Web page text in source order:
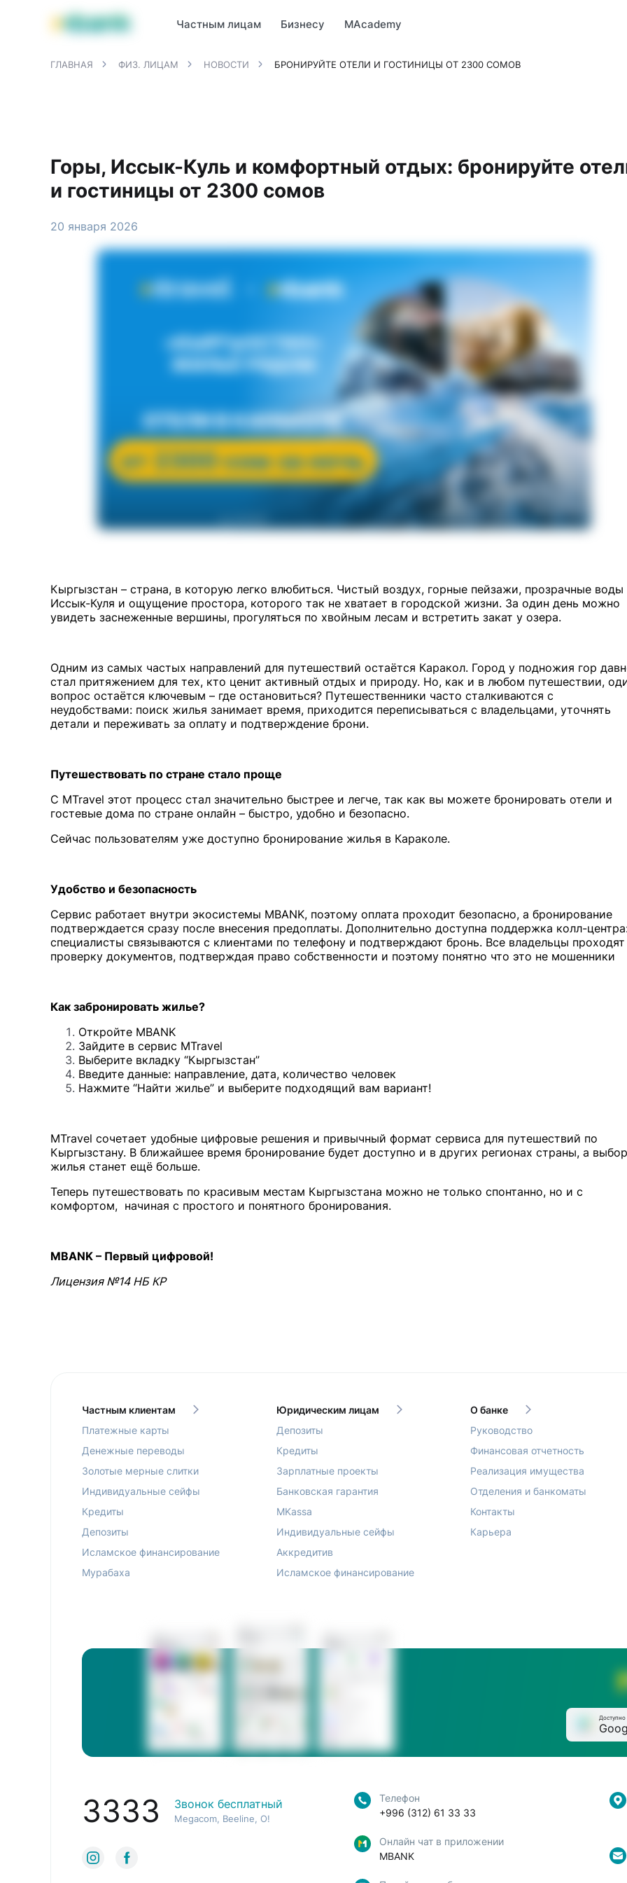
Продукты MBANK MJunior
Частным лицам Бизнесу MAcademy
ГЛАВНАЯ ФИЗ. ЛИЦАМ НОВОСТИ БРОНИРУЙТЕ ОТЕЛИ И ГОСТИНИЦЫ ОТ 2300 СОМОВ
Горы, Иссык-Куль и комфортный отдых: бронируйте
и гостиницы от 2300 сомов
20 января 2026
Кыргызстан – страна, в которую легко влюбиться. Чистый воздух, горные пейзажи, прозрачные воды
Иссык-Куля и ощущение простора, которого так не хватает в городской жизни. За один день можно
увидеть заснеженные вершины, прогуляться по хвойным лесам и встретить закат у озера.
Одним из самых частых направлений для путешествий остаётся Каракол. Город у подножия гор
стал притяжением для тех, кто ценит активный отдых и природу. Но, как и в любом путешествии,
вопрос остаётся ключевым – где остановиться? Путешественники часто сталкиваются с
неудобствами: поиск жилья занимает время, приходится переписываться с владельцами, уточнять
детали и переживать за оплату и подтверждение брони.
Путешествовать по стране стало проще
С MTravel этот процесс стал значительно быстрее и легче, так как вы можете бронировать отели и
гостевые дома по стране онлайн – быстро, удобно и безопасно.
Сейчас пользователям уже доступно бронирование жилья в Караколе.
Удобство и безопасность
Сервис работает внутри экосистемы MBANK, поэтому оплата проходит безопасно, а бронирование
подтверждается сразу после внесения предоплаты. Дополнительно доступна поддержка колл-
специалисты связываются с клиентами по телефону и подтверждают бронь. Все владельцы проходят
проверку документов, подтверждая право собственности и поэтому понятно что это не мошенники
Как забронировать жилье?
Откройте MBANK
Зайдите в сервис MTravel
Выберите вкладку “Кыргызстан”
Введите данные: направление, дата, количество человек
Нажмите “Найти жилье” и выберите подходящий вам вариант!
MTravel сочетает удобные цифровые решения и привычный формат сервиса для путешествий по
Кыргызстану. В ближайшее время бронирование будет доступно и в других регионах страны, а выбор
жилья станет ещё больше.
Теперь путешествовать по красивым местам Кыргызстана можно не только спонтанно, но и с
комфортом, начиная с простого и понятного бронирования.
MBANK – Первый цифровой!
Лицензия №14 НБ КР
Частным клиентам
Платежные карты
Денежные переводы
Золотые мерные слитки
Индивидуальные сейфы
Кредиты
Депозиты
Исламское финансирование
Мурабаха
Юридическим лицам
Депозиты
Кредиты
Зарплатные проекты
Банковская гарантия
MKassa
Индивидуальные сейфы
Аккредитив
Исламское финансирование
О банке
Руководство
Финансовая отчетность
Реализация имущества
Отделения и банкоматы
Контакты
Карьера
Доступно
3333 Звонок бесплатный
Megacom, Beeline, O!
Телефон
+996 (312) 61 33 33
Онлайн чат в приложении
MBANK